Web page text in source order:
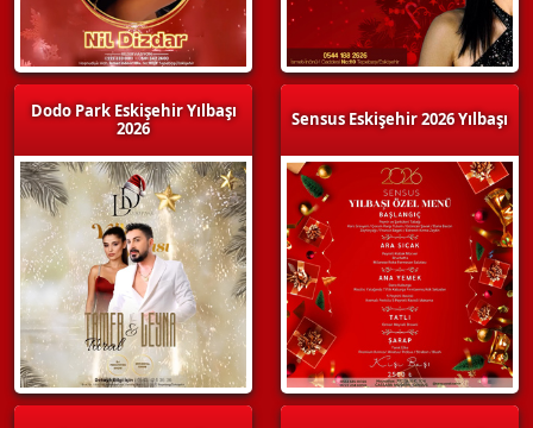
Dodo Park Eskişehir Yılbaşı
2026
Sensus Eskişehir 2026 Yılbaşı